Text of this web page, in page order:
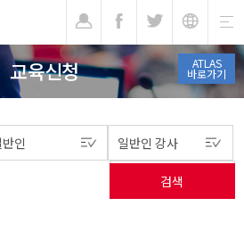
ATLAS
바로가기
교육신청